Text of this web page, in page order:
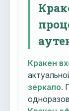
Кракен
зеркало.